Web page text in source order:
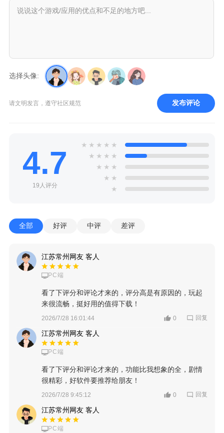
选择头像:
请文明发言，遵守社区规范 发布评论
4.7
19人评分
★ ★ ★ ★ ★
★ ★ ★ ★
★ ★ ★
★ ★
★
全部 好评 中评 差评
江苏常州网友 客人
PC端
看了下评分和评论才来的，评分高是有原因的，玩起
来很流畅，挺好用的值得下载！
2026/7/28 16:01:44 0 回复
江苏常州网友 客人
PC端
看了下评分和评论才来的，功能比我想象的全，剧情
很精彩，好软件要推荐给朋友！
2026/7/28 9:45:12 0 回复
江苏常州网友 客人
PC端